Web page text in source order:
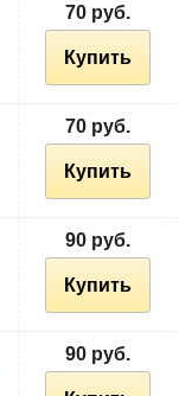
70 руб.
Купить
70 руб.
Купить
90 руб.
Купить
90 руб.